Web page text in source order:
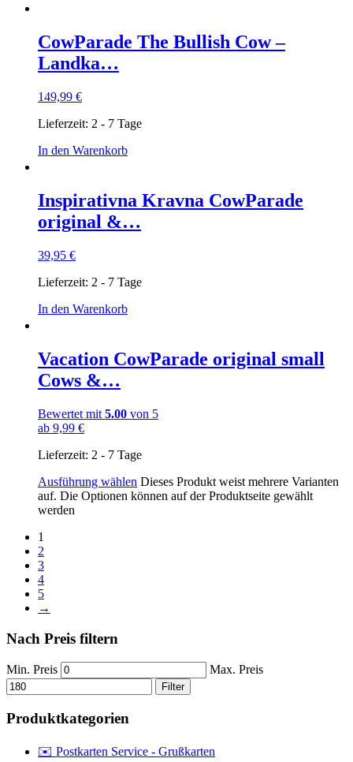
CowParade The Bullish Cow –
Landka…
149,99 €
Lieferzeit: 2 - 7 Tage
In den Warenkorb
Inspirativna Kravna CowParade
original &…
39,95 €
Lieferzeit: 2 - 7 Tage
In den Warenkorb
Vacation CowParade original small
Cows &…
Bewertet mit 5.00 von 5
ab 9,99 €
Lieferzeit: 2 - 7 Tage
Ausführung wählen Dieses Produkt weist mehrere Varianten
auf. Die Optionen können auf der Produktseite gewählt
werden
1
2
3
4
5
→
Nach Preis filtern
Min. Preis Max. Preis
Filter
Produktkategorien
✉️ Postkarten Service - Grußkarten